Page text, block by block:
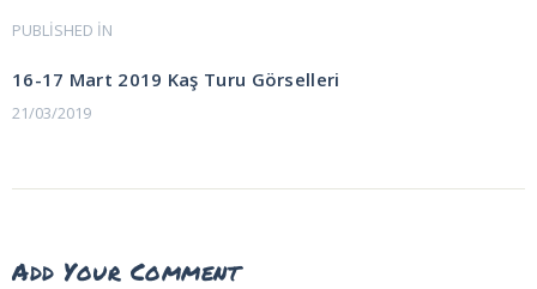
Yazı
gezinmesi
PUBLISHED IN
16-17 Mart 2019 Kaş Turu Görselleri
21/03/2019
Add Your Comment